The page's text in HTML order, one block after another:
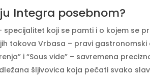
Integra posebnom?
specijalitet koji se pamti i o kojem se
tokova Vrbasa – pravi gastronomski
i “Sous vide” – savremena
šljivovica koja pečati svako